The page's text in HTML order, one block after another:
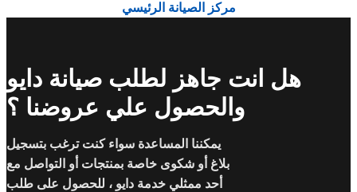
مركز الصيانة الرئيسي
هل انت جاهز لطلب صيانة دايو
والحصول علي عروضنا ؟
يمكننا المساعدة سواء كنت ترغب بتسجيل
بلاغ أو شكوى خاصة بمنتجات أو التواصل مع
أحد ممثلي خدمة دايو ، للحصول على طلب